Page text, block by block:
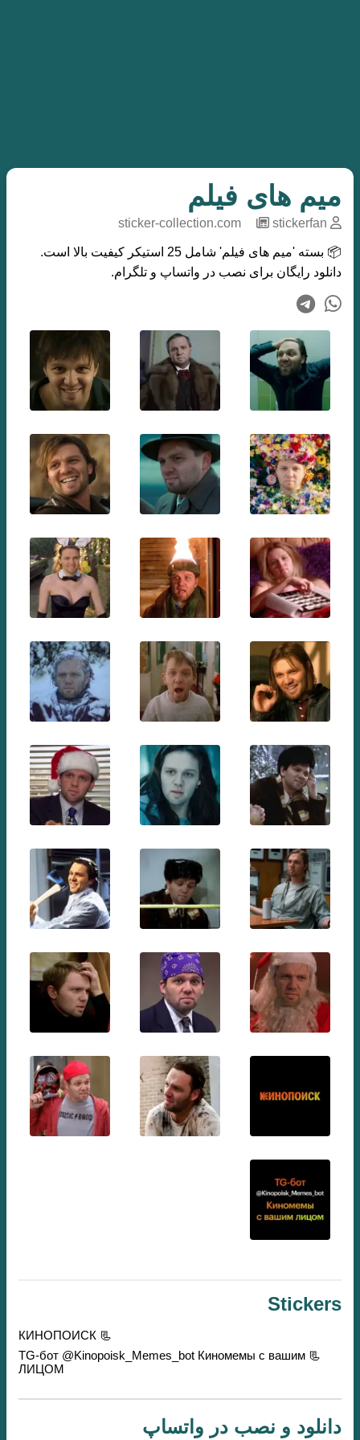
میم های فیلم
sticker-collection.com stickerfan
📦 بسته 'میم های فیلم' شامل 25 استیکر کیفیت بالا است.
دانلود رایگان برای نصب در واتساپ و تلگرام.
Stickers
📃 КИНОПОИСК
📃 TG-бот @Kinopoisk_Memes_bot Киномемы с вашим
ЛИЦОМ
دانلود و نصب در واتساپ